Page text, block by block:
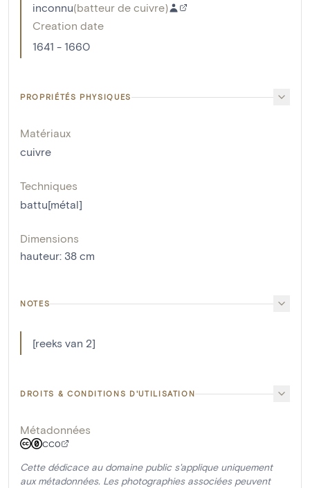
inconnu(batteur de cuivre)
Creation date
1641 - 1660
PROPRIÉTÉS PHYSIQUES
Matériaux
cuivre
Techniques
battu[métal]
Dimensions
hauteur: 38 cm
NOTES
[reeks van 2]
DROITS & CONDITIONS D'UTILISATION
Métadonnées
CC0
Cette dédicace au domaine public s'applique uniquement
aux métadonnées. Les photographies associées peuvent